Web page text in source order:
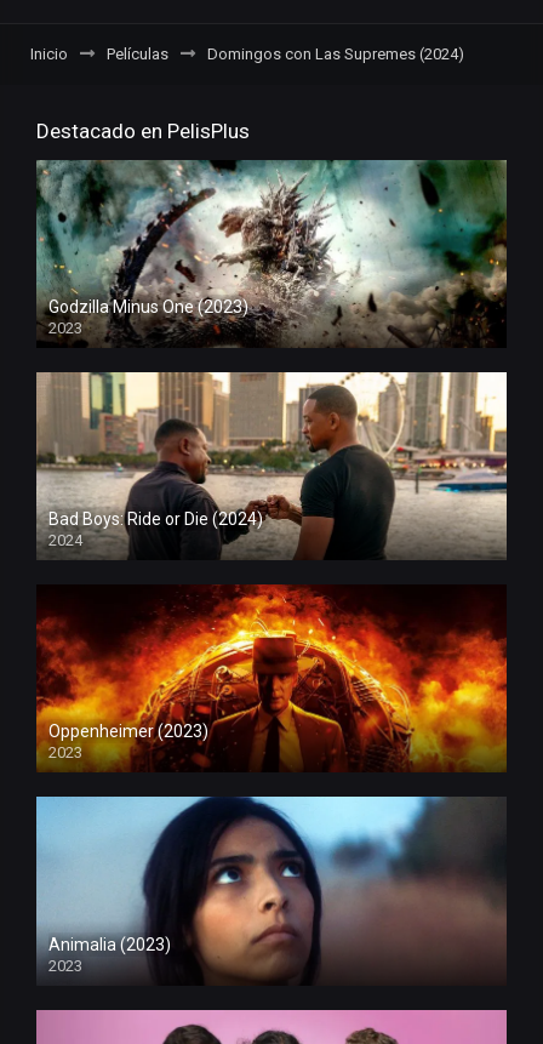
Inicio Películas Domingos con Las Supremes (2024)
Destacado en PelisPlus
Godzilla Minus One (2023)
2023
Bad Boys: Ride or Die (2024)
2024
Oppenheimer (2023)
2023
Animalia (2023)
2023